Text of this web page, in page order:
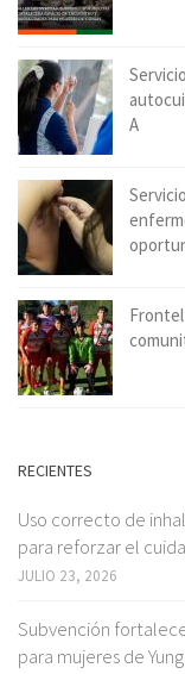
A
RECIENTES
Uso correcto de
para reforzar el
JULIO 23, 2026
Subvención
para mujeres de